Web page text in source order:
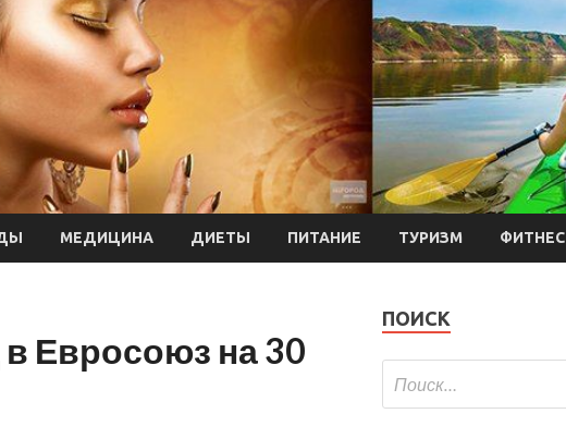
МЕДИЦИНА ДИЕТЫ ПИТАНИЕ ТУРИЗМ ФИТНЕС
Евросоюз на 30
ПОИСК